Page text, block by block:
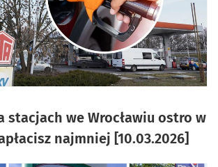
stacjach we Wrocławiu ostro w
najmniej [10.03.2026]